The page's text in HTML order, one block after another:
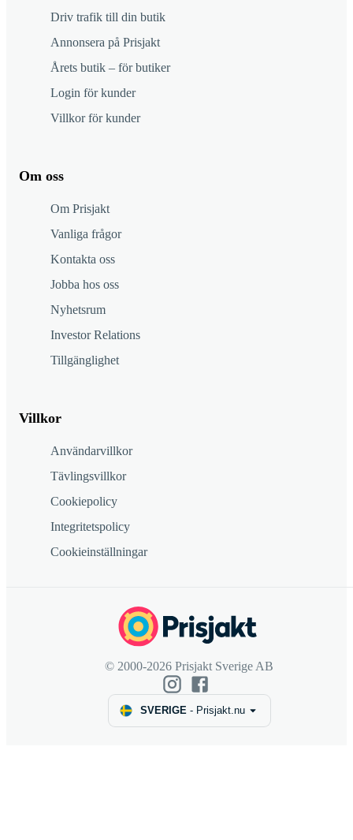
Driv trafik till din butik
Annonsera på Prisjakt
Årets butik – för butiker
Login för kunder
Villkor för kunder
Om oss
Om Prisjakt
Vanliga frågor
Kontakta oss
Jobba hos oss
Nyhetsrum
Investor Relations
Tillgänglighet
Villkor
Användarvillkor
Tävlingsvillkor
Cookiepolicy
Integritetspolicy
Cookieinställningar
© 2000-2026 Prisjakt Sverige AB
SVERIGE- Prisjakt.nu